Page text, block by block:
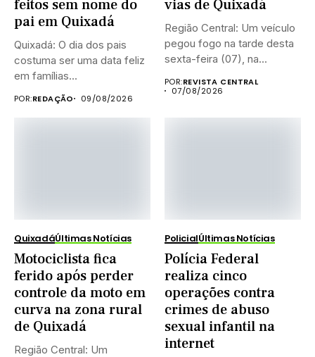
feitos sem nome do
pai em Quixadá
Quixadá: O dia dos pais
costuma ser uma data feliz
em famílias...
POR:REDAÇÃO 09/08/2026
vias de Quixadá
Região Central: Um veículo
pegou fogo na tarde desta
sexta-feira (07), na...
POR:REVISTA CENTRAL
07/08/2026
QuixadáÚltimas Notícias
Motociclista fica
ferido após perder
controle da moto em
curva na zona rural
de Quixadá
Região Central: Um
PolicialÚltimas Notícias
Polícia Federal
realiza cinco
operações contra
crimes de abuso
sexual infantil na
internet